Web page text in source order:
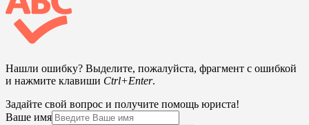
Нашли ошибку? Выделите, пожалуйста, фрагмент с ошибкой
и нажмите клавиши Ctrl+Enter.
Задайте свой вопрос и получите помощь юриста!
Ваше имя